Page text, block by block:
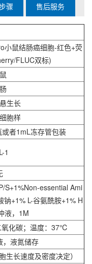
骤 售后服务
小鼠结肠癌细胞-红色+荧
FLUC双标)
生长
胞样
者1mL冻存管包装
1
S+1%Non-essential Ami
+1% L-谷氨酰胺+1% H
液，1M
氧化碳；温度：37℃
，液氮储存
生长速度及密度决定）